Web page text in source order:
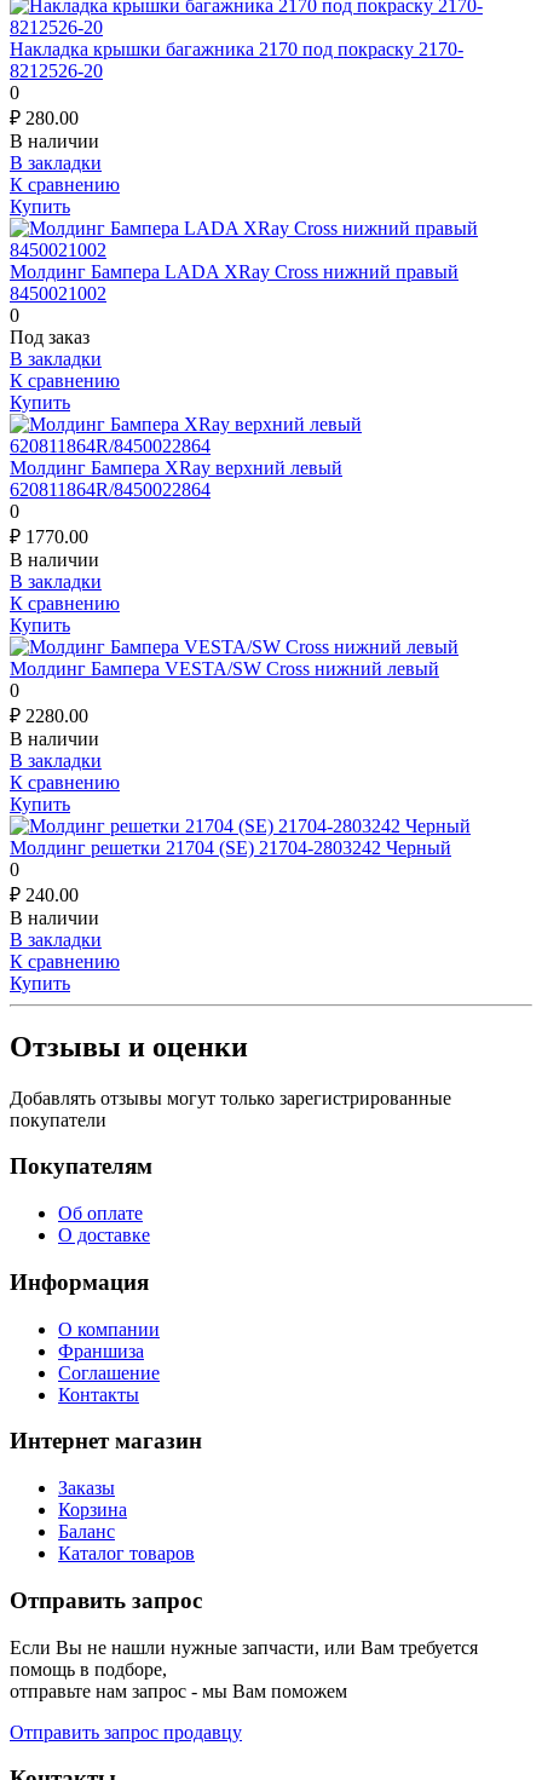
Накладка крышки багажника 2170 под покраску 2170-
8212526-20
0
₽ 280.00
В наличии
В закладки
К сравнению
Купить
Молдинг Бампера LADA XRay Cross нижний правый
8450021002
0
Под заказ
В закладки
К сравнению
Купить
Молдинг Бампера XRay верхний левый
620811864R/8450022864
0
₽ 1770.00
В наличии
В закладки
К сравнению
Купить
Молдинг Бампера VESTA/SW Cross нижний левый
0
₽ 2280.00
В наличии
В закладки
К сравнению
Купить
Молдинг решетки 21704 (SE) 21704-2803242 Черный
0
₽ 240.00
В наличии
В закладки
К сравнению
Купить
Отзывы и оценки
Добавлять отзывы могут только зарегистрированные
покупатели
Покупателям
Об оплате
О доставке
Информация
О компании
Франшиза
Соглашение
Контакты
Интернет магазин
Заказы
Корзина
Баланс
Каталог товаров
Отправить запрос
Если Вы не нашли нужные запчасти, или Вам требуется
помощь в подборе,
отправьте нам запрос - мы Вам поможем
Отправить запрос продавцу